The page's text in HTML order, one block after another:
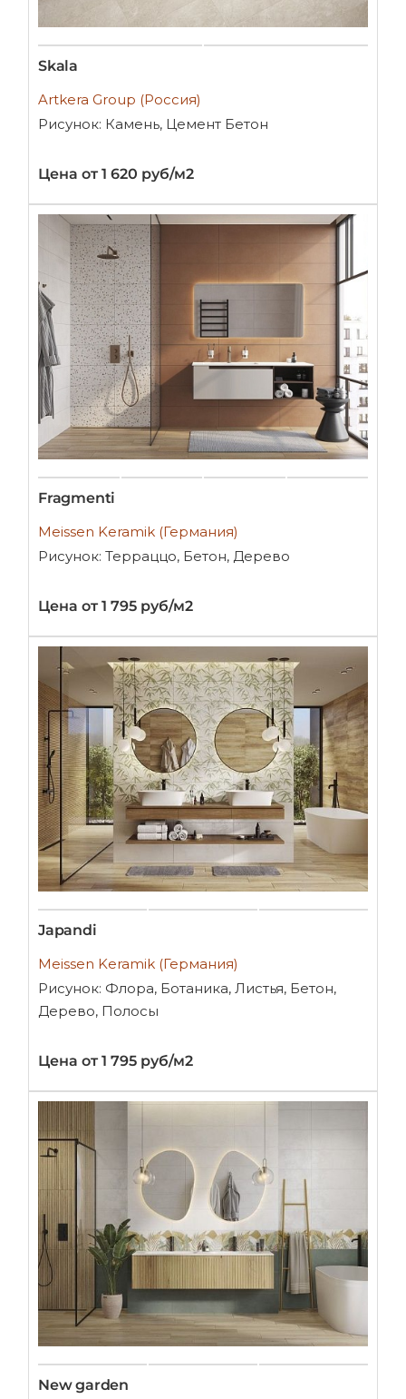
Skala
Artkera Group (Россия)
Рисунок: Камень, Цемент Бетон
Цена от 1 620 руб/м2
Fragmenti
Meissen Keramik (Германия)
Рисунок: Терраццо, Бетон, Дерево
Цена от 1 795 руб/м2
Japandi
Meissen Keramik (Германия)
Рисунок: Флора, Ботаника, Листья, Бетон,
Дерево, Полосы
Цена от 1 795 руб/м2
New garden